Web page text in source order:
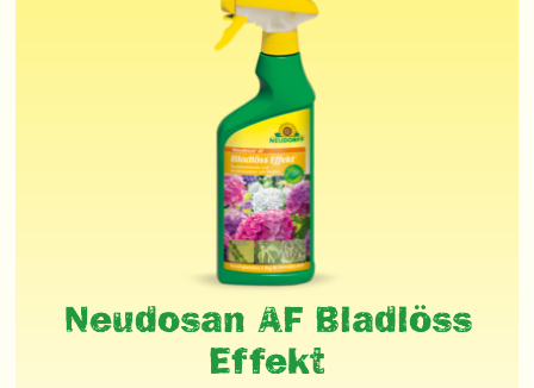
Neudosan AF Bladlöss
Effekt